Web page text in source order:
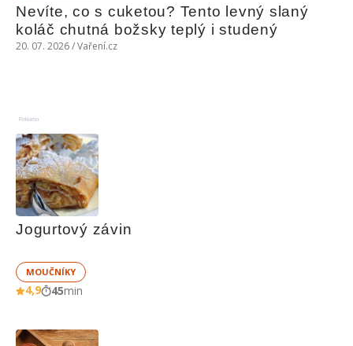
Nevíte, co s cuketou? Tento levný slaný
koláč chutná božsky teplý i studený
20. 07. 2026 / Vaření.cz
Reklama
Jogurtový závin
MOUČNÍKY
4,9 45min